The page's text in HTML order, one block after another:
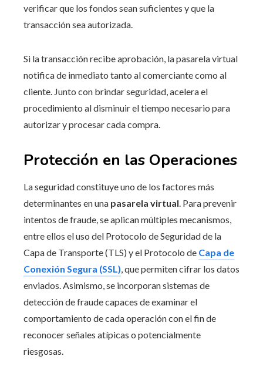
verificar que los fondos sean suficientes y que la
transacción sea autorizada.
Si la transacción recibe aprobación, la pasarela virtual
notifica de inmediato tanto al comerciante como al
cliente. Junto con brindar seguridad, acelera el
procedimiento al disminuir el tiempo necesario para
autorizar y procesar cada compra.
Protección en las Operaciones
La seguridad constituye uno de los factores más
determinantes en una pasarela virtual. Para prevenir
intentos de fraude, se aplican múltiples mecanismos,
entre ellos el uso del Protocolo de Seguridad de la
Capa de Transporte (TLS) y el Protocolo de Capa de
Conexión Segura (SSL), que permiten cifrar los datos
enviados. Asimismo, se incorporan sistemas de
detección de fraude capaces de examinar el
comportamiento de cada operación con el fin de
reconocer señales atípicas o potencialmente
riesgosas.